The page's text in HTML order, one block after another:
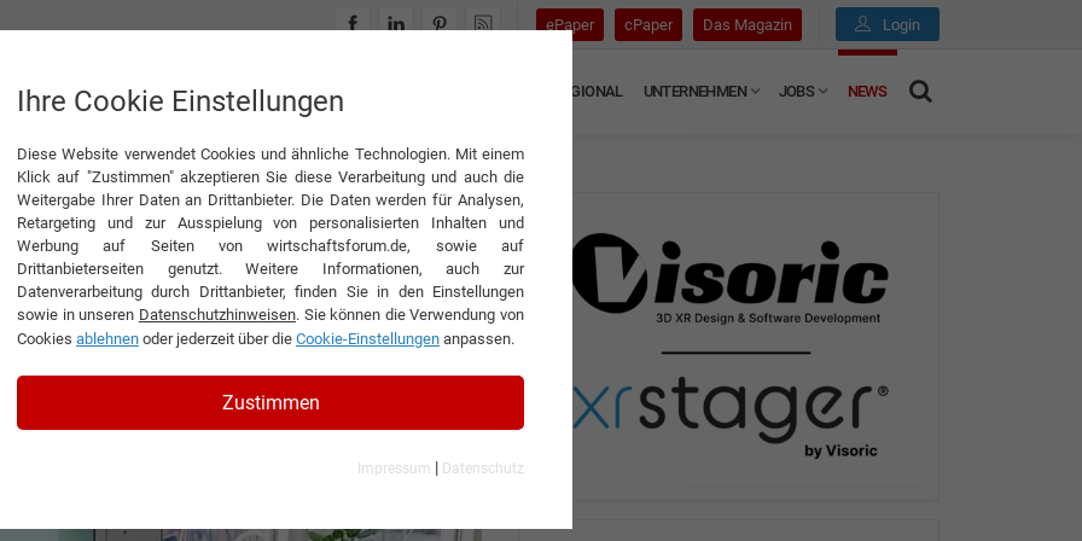
ePaper cPaper Das Magazin Login
INTERVIEWS REGIONAL UNTERNEHMEN JOBS NEWS
in der Automobilindustrie
Line zum Immersive
Ihre Cookie Einstellungen
Diese Website verwendet Cookies und ähnliche Technologien. Mit einem
Klick auf "Zustimmen" akzeptieren Sie diese Verarbeitung und auch die
Weitergabe Ihrer Daten an Drittanbieter. Die Daten werden für Analysen,
Retargeting und zur Ausspielung von personalisierten Inhalten und
Werbung auf Seiten von wirtschaftsforum.de, sowie auf
Drittanbieterseiten genutzt. Weitere Informationen, auch zur
Datenverarbeitung durch Drittanbieter, finden Sie in den Einstellungen
sowie in unseren Datenschutzhinweisen. Sie können die Verwendung von
Cookies ablehnen oder jederzeit über die Cookie-Einstellungen anpassen.
Zustimmen
Impressum | Datenschutz